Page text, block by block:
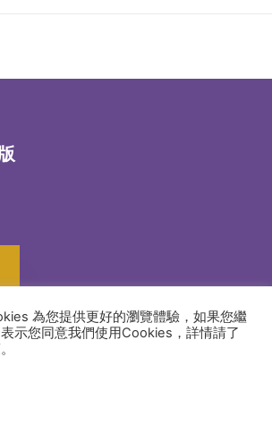
為您提供更好的瀏覽體驗，如果您繼
示您同意我們使用Cookies，詳情請了